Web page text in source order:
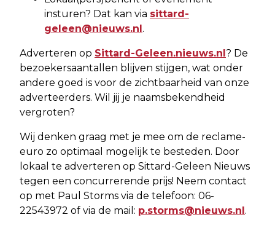
insturen? Dat kan via sittard-
geleen@nieuws.nl.
Adverteren op Sittard-Geleen.nieuws.nl? De
bezoekersaantallen blijven stijgen, wat onder
andere goed is voor de zichtbaarheid van onze
adverteerders. Wil jij je naamsbekendheid
vergroten?
Wij denken graag met je mee om de reclame-
euro zo optimaal mogelijk te besteden. Door
lokaal te adverteren op Sittard-Geleen Nieuws
tegen een concurrerende prijs! Neem contact
op met Paul Storms via de telefoon: 06-
22543972 of via de mail: p.storms@nieuws.nl.